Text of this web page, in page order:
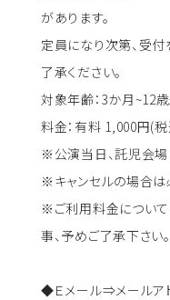
があります。
定員になり次第、受
了承ください。
対象年齢：3か月~12
料金：有料 1,000円(
※公演当日、託児会場
※キャンセルの場合は
※ご利用料金について
事、予めご了承下さい。
◆Ｅメール⇒メール